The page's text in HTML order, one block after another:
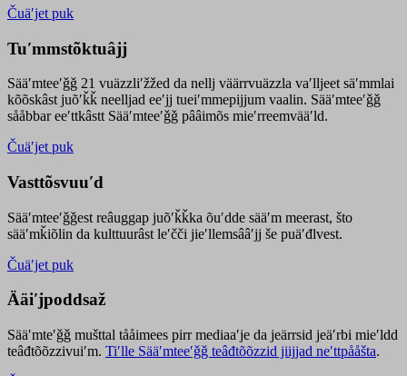
Čuäʹjet puk
Tuʹmmstõktuâjj
Sääʹmteeʹǧǧ 21 vuäzzliʹžžed da nellj väärrvuäzzla vaʹlljeet säʹmmlai
kõõskâst juõʹǩǩ neelljad eeʹjj tueiʹmmepijjum vaalin. Sääʹmteeʹǧǧ
sååbbar eeʹttkâstt Sääʹmteeʹǧǧ pââimõs mieʹrreemvääʹld.
Čuäʹjet puk
Vasttõsvuuʹd
Sääʹmteeʹǧǧest reâuggap juõʹǩǩka õuʹdde sääʹm meerast, što
sääʹmǩiõlin da kulttuurâst leʹčči jieʹllemsââʹjj še puäʹđlvest.
Čuäʹjet puk
Ääiʹjpoddsaž
Sääʹmteʹǧǧ mušttal tååimees pirr mediaaʹje da jeärrsid jeäʹrbi mieʹldd
teâđtõõzzivuiʹm. Tiʹlle Sääʹmteeʹǧǧ teâđtõõzzid jiijjad neʹttpååšta.